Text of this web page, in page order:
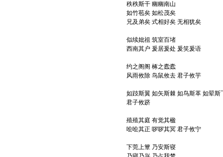
秩秩斯干 幽幽南山
如竹苞矣 如松茂矣
兄及弟矣 式相好矣 无相犹矣
似续妣祖 筑室百堵
西南其户 爰居爰处 爰笑爰语
约之阁阁 椓之蠹蠹
风雨攸除 鸟鼠攸去 君子攸芋
如跂斯翼 如矢斯棘 如鸟斯革 如翚斯
君子攸跻
殖殖其庭 有觉其楹
哙哙其正 哕哕其冥 君子攸宁
下莞上簟 乃安斯寝